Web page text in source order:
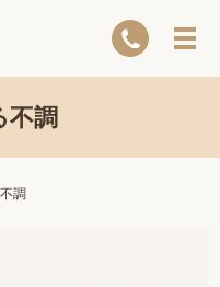
不調
調